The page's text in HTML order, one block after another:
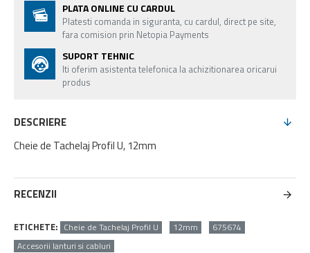
PLATA ONLINE CU CARDUL
Platesti comanda in siguranta, cu cardul, direct pe site,
fara comision prin Netopia Payments
SUPORT TEHNIC
Iti oferim asistenta telefonica la achizitionarea oricarui
produs
DESCRIERE
Cheie de Tachelaj Profil U, 12mm
RECENZII
ETICHETE: Cheie de Tachelaj Profil U 12mm
675674
Accesorii lanturi si cabluri